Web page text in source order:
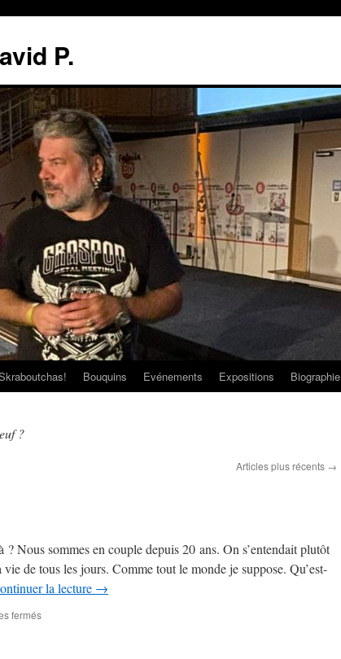
P.
Bouquins Evénements Expositions Biographie
?
Articles plus récents →
? Nous sommes en couple depuis 20 ans. On s’entendait plutôt
de tous les jours. Comme tout le monde je suppose. Qu’est-
la lecture →
fermés